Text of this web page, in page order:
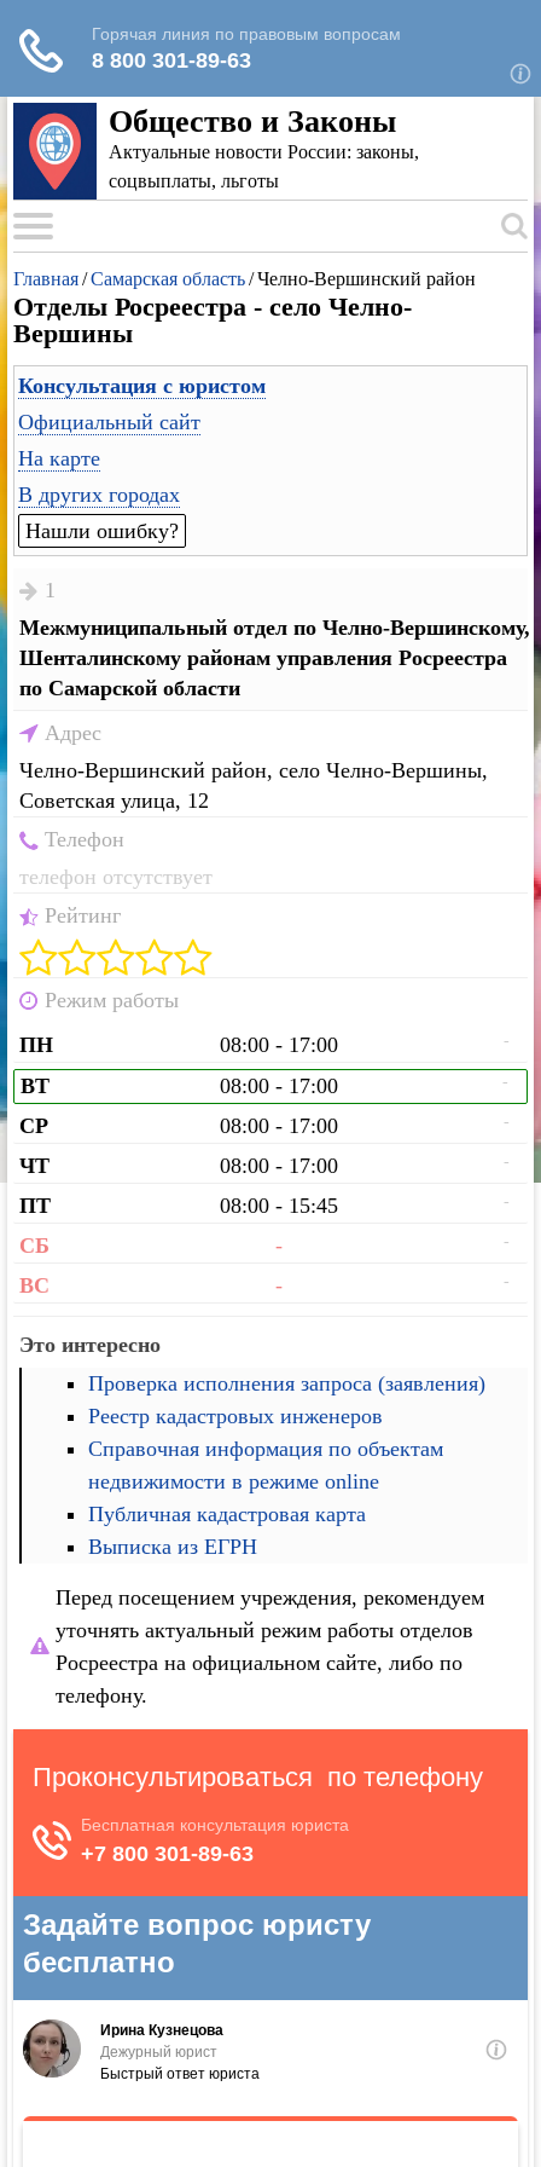
Общество и Законы
Актуальные новости России: законы,
соцвыплаты, льготы
Главная/Самарская область/Челно-Вершинский район
Отделы Росреестра - село Челно-
Вершины
Консультация с юристом
Официальный сайт
На карте
В других городах
Нашли ошибку?
1
Межмуниципальный отдел по Челно-Вершинскому,
Шенталинскому районам управления Росреестра
по Самарской области
Адрес
Челно-Вершинский район, село Челно-Вершины,
Советская улица, 12
Телефон
телефон отсутствует
Рейтинг
Режим работы
ПН
08:00 - 17:00 -
ВТ 08:00 - 17:00 -
СР 08:00 - 17:00 -
ЧТ 08:00 - 17:00 -
ПТ 08:00 - 15:45 -
СБ - -
ВС - -
Это интересно
Проверка исполнения запроса (заявления)
Реестр кадастровых инженеров
Справочная информация по объектам
недвижимости в режиме online
Публичная кадастровая карта
Выписка из ЕГРН
Перед посещением учреждения, рекомендуем
уточнять актуальный режим работы отделов
Росреестра на официальном сайте, либо по
телефону.
Для любых предложений по сайту: rk-
reestr@cp9.ru